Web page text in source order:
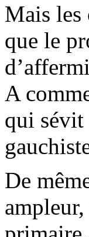
Mais les
que le
A
qui sévit
De